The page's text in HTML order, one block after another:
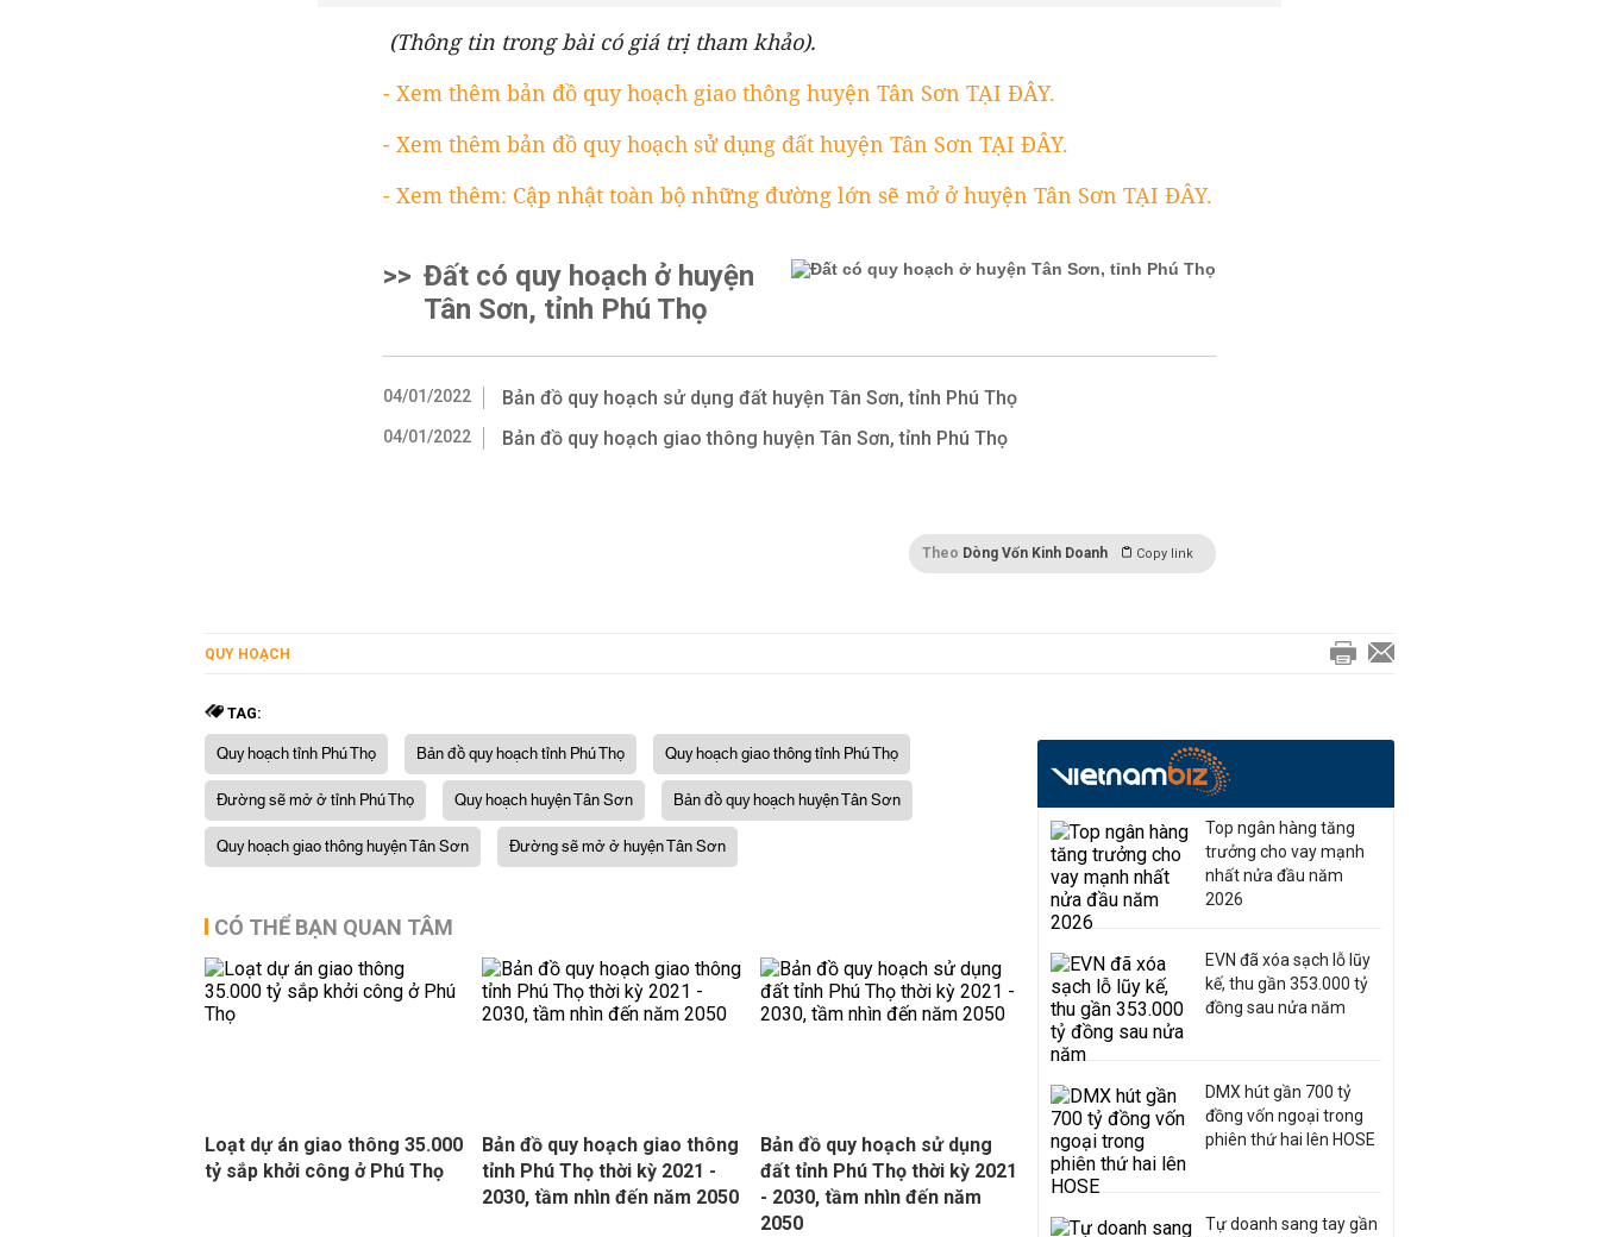
(Thông tin trong bài có giá trị tham khảo).
- Xem thêm bản đồ quy hoạch giao thông huyện Tân Sơn TẠI ĐÂY.
- Xem thêm bản đồ quy hoạch sử dụng đất huyện Tân Sơn TẠI ĐÂY.
- Xem thêm: Cập nhật toàn bộ những đường lớn sẽ mở ở huyện Tân Sơn TẠI ĐÂY.
>> Đất có quy hoạch ở huyện
Tân Sơn, tỉnh Phú Thọ
04/01/2022 Bản đồ quy hoạch sử dụng đất huyện Tân Sơn, tỉnh Phú Thọ
04/01/2022 Bản đồ quy hoạch giao thông huyện Tân Sơn, tỉnh Phú Thọ
Theo Dòng Vốn Kinh Doanh Copy link
QUY HOẠCH
TAG:
Quy hoạch tỉnh Phú Thọ Bản đồ quy hoạch tỉnh Phú Thọ
Quy hoạch giao thông tỉnh Phú Thọ
Đường sẽ mở ở tỉnh Phú Thọ
Quy hoạch huyện Tân Sơn
Bản đồ quy hoạch huyện Tân Sơn
Quy hoạch giao thông huyện Tân Sơn
Đường sẽ mở ở huyện Tân Sơn
CÓ THỂ BẠN QUAN TÂM
Loạt dự án giao thông 35.000
tỷ sắp khởi công ở Phú Thọ
Bản đồ quy hoạch giao thông
tỉnh Phú Thọ thời kỳ 2021 -
2030, tầm nhìn đến năm 2050
Bản đồ quy hoạch sử dụng
đất tỉnh Phú Thọ thời kỳ 2021
- 2030, tầm nhìn đến năm
2050
Top ngân hàng tăng
trưởng cho vay mạnh
nhất nửa đầu năm
2026
EVN đã xóa sạch lỗ lũy
kế, thu gần 353.000 tỷ
đồng sau nửa năm
DMX hút gần 700 tỷ
đồng vốn ngoại trong
phiên thứ hai lên HOSE
Tự doanh sang tay gần